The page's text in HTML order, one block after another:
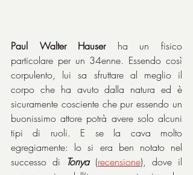
Paul Walter Hauser ha un fisico
particolare per un 34enne. Essendo così
corpulento, lui sa sfruttare al meglio il
corpo che ha avuto dalla natura ed è
sicuramente cosciente che pur essendo un
buonissimo attore potrà avere solo alcuni
tipi di ruoli. E se la cava molto
egregiamente: lo si era ben notato nel
successo di
Tonya (recensione), dove il